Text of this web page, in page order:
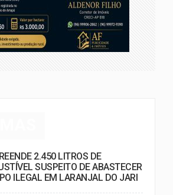
2.450 LITROS DE
SUSPEITO DE ABASTECER
ILEGAL EM LARANJAL DO JARI